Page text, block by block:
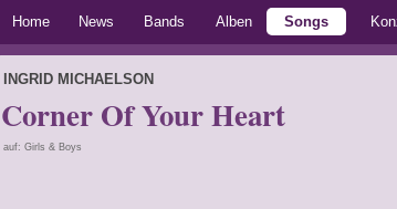
Home News Bands Alben Songs
INGRID MICHAELSON
Corner Of Your Heart
auf: Girls & Boys